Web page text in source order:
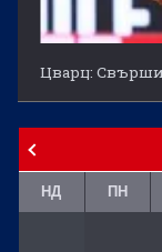
Цварц:
НД ПН